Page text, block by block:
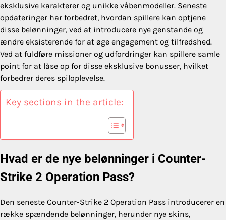
eksklusive karakterer og unikke våbenmodeller. Seneste
opdateringer har forbedret, hvordan spillere kan optjene
disse belønninger, ved at introducere nye genstande og
ændre eksisterende for at øge engagement og tilfredshed.
Ved at fuldføre missioner og udfordringer kan spillere samle
point for at låse op for disse eksklusive bonusser, hvilket
forbedrer deres spiloplevelse.
Key sections in the article:
Hvad er de nye belønninger i Counter-
Strike 2 Operation Pass?
Den seneste Counter-Strike 2 Operation Pass introducerer en
række spændende belønninger, herunder nye skins,